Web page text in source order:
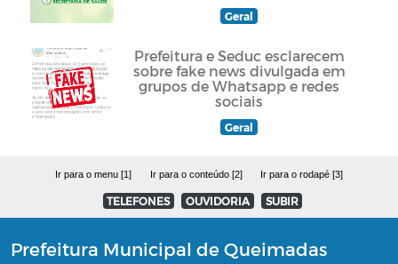
Geral
Prefeitura e Seduc esclarecem
sobre fake news divulgada em
grupos de Whatsapp e redes
sociais
Geral
Ir para o menu [1] Ir para o conteúdo [2] Ir para o rodapé [3]
TELEFONES OUVIDORIA SUBIR
Prefeitura Municipal de Queimadas